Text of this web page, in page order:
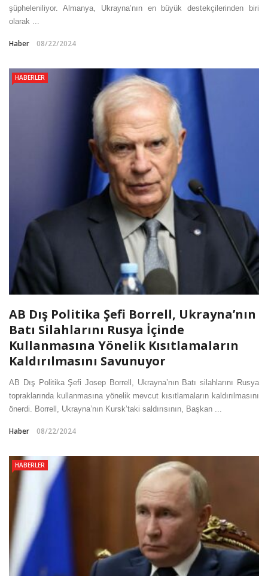
şüpheleniliyor. Almanya, Ukrayna’nın en büyük destekçilerinden biri
olarak ...
Haber 08/22/2024
HABERLER
AB Dış Politika Şefi Borrell, Ukrayna’nın
Batı Silahlarını Rusya İçinde
Kullanmasına Yönelik Kısıtlamaların
Kaldırılmasını Savunuyor
AB Dış Politika Şefi Josep Borrell, Ukrayna’nın Batı silahlarını Rusya
topraklarında kullanmasına yönelik mevcut kısıtlamaların kaldırılmasını
önerdi. Borrell, Ukrayna’nın Kursk’taki saldırısının, Başkan ...
Haber 08/22/2024
HABERLER